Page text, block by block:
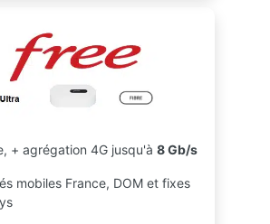
+ agrégation 4G jusqu'à 8 Gb/s
mobiles France, DOM et fixes